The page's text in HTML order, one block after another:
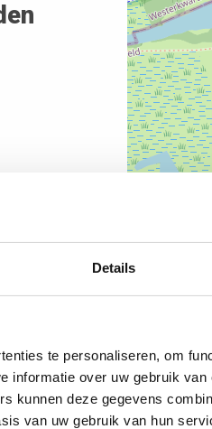
Details
te personaliseren, om
informatie over uw gebruik
kunnen deze gegevens
van uw gebruik van hun